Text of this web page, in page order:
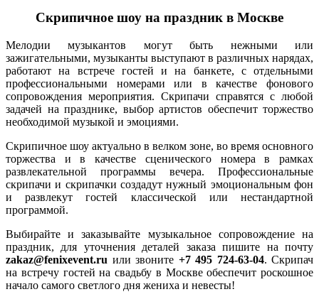
Скрипичное шоу на праздник в Москве
Мелодии музыкантов могут быть нежными или
зажигательными, музыканты выступают в различных нарядах,
работают на встрече гостей и на банкете, с отдельными
профессиональными номерами или в качестве фонового
сопровождения мероприятия. Скрипачи справятся с любой
задачей на празднике, выбор артистов обеспечит торжество
необходимой музыкой и эмоциями.
Скрипичное шоу актуально в велком зоне, во время основного
торжества и в качестве сценического номера в рамках
развлекательной программы вечера. Профессиональные
скрипачи и скрипачки создадут нужный эмоциональным фон
и развлекут гостей классической или нестандартной
программой.
Выбирайте и заказывайте музыкальное сопровождение на
праздник, для уточнения деталей заказа пишите на почту
zakaz@fenixevent.ru или звоните +7 495 724-63-04. Скрипач
на встречу гостей на свадьбу в Москве обеспечит роскошное
начало самого светлого дня жениха и невесты!